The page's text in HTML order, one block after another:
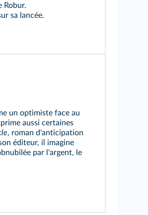
Robur.
sa lancée.
un optimiste face au
aussi certaines
, roman d'anticipation
éditeur, il imagine
par l'argent, le